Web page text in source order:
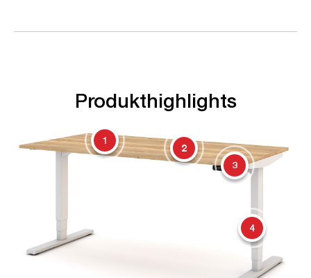
Produkthighlights
1
2
3
4